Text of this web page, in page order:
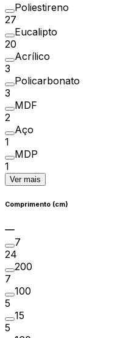
Poliestireno
27
Eucalipto
20
Acrílico
3
Policarbonato
3
MDF
2
Aço
1
MDP
1
Ver mais
Comprimento (cm)
7
24
200
7
100
5
15
5